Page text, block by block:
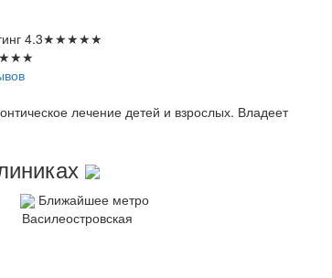
4.3★★★★★
★★★
лечение детей и взрослых. Владеет
Ближайшее метро
Василеостровская